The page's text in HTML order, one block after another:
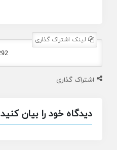
لینک اشتراک گذاری
اشتراک گذاری
دیدگاه خود را بیان کنید